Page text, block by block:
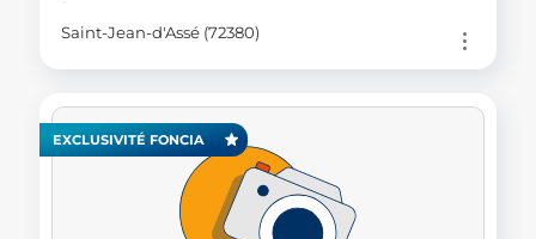
Saint-Jean-d'Assé (72380)
EXCLUSIVITÉ FONCIA